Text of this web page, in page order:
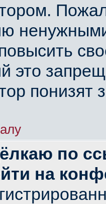
это
понизят
по
на